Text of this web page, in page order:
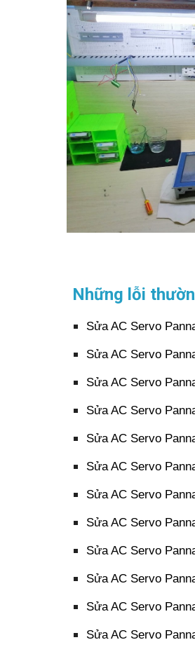
Những lỗi
Sửa AC Servo
Sửa AC Servo
Sửa AC Servo
Sửa AC Servo
Sửa AC Servo
Sửa AC Servo
Sửa AC Servo
Sửa AC Servo
Sửa AC Servo
Sửa AC Servo
Sửa AC Servo
Sửa AC Servo